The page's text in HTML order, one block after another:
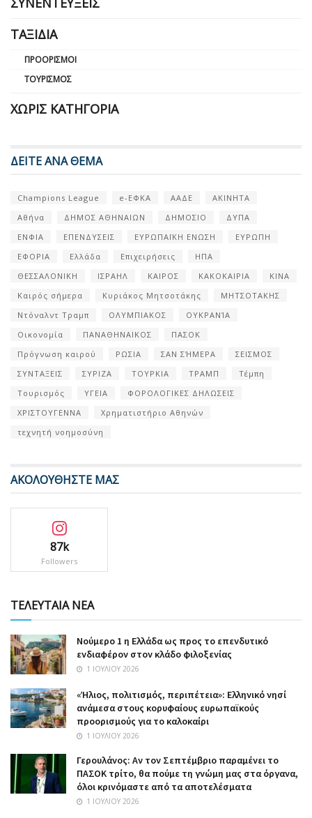
ΤΑΞΊΔΙΑ
ΠΡΟΟΡΙΣΜΟΊ
ΤΟΥΡΙΣΜΌΣ
ΧΩΡΊΣ ΚΑΤΗΓΟΡΊΑ
ΔΕΙΤΕ ΑΝΑ ΘΕΜΑ
Champions League e-ΕΦΚΑ ΑΑΔΕ
ΑΚΙΝΗΤΑ
Αθήνα
ΔΗΜΟΣ ΑΘΗΝΑΙΩΝ ΔΗΜΟΣΙΟ
ΔΥΠΑ
ΕΝΦΙΑ
ΕΠΕΝΔΥΣΕΙΣ ΕΥΡΩΠΑΪΚΗ ΕΝΩΣΗ
ΕΥΡΩΠΗ
ΕΦΟΡΙΑ
Ελλάδα Επιχειρήσεις
ΗΠΑ
ΘΕΣΣΑΛΟΝΙΚΗ
ΙΣΡΑΗΛ ΚΑΙΡΟΣ ΚΑΚΟΚΑΙΡΙΑ
ΚΙΝΑ
Καιρός σήμερα
Κυριάκος Μητσοτάκης
ΜΗΤΣΟΤΑΚΗΣ
Ντόναλντ Τραμπ
ΟΛΥΜΠΙΑΚΟΣ
ΟΥΚΡΑΝΊΑ
Οικονομία
ΠΑΝΑΘΗΝΑΙΚΟΣ
ΠΑΣΟΚ
Πρόγνωση καιρού
ΡΩΣΙΑ ΣΑΝ ΣΉΜΕΡΑ
ΣΕΙΣΜΟΣ
ΣΥΝΤΑΞΕΙΣ
ΣΥΡΙΖΑ ΤΟΥΡΚΙΑ ΤΡΑΜΠ
Τέμπη
Τουρισμός
ΥΓΕΙΑ
ΦΟΡΟΛΟΓΙΚΕΣ ΔΗΛΩΣΕΙΣ
ΧΡΙΣΤΟΥΓΕΝΝΑ
Χρηματιστήριο Αθηνών
τεχνητή νοημοσύνη
ΑΚΟΛΟΥΘΗΣΤΕ ΜΑΣ
87k
Followers
ΤΕΛΕΥΤΑΙΑ ΝΕΑ
Nούμερο 1 η Ελλάδα ως προς το επενδυτικό
ενδιαφέρον στον κλάδο φιλοξενίας
1 ΙΟΥΛΊΟΥ 2026
«Ήλιος, πολιτισμός, περιπέτεια»: Ελληνικό νησί
ανάμεσα στους κορυφαίους ευρωπαϊκούς
προορισμούς για το καλοκαίρι
1 ΙΟΥΛΊΟΥ 2026
Γερουλάνος: Αν τον Σεπτέμβριο παραμένει το
ΠΑΣΟΚ τρίτο, θα πούμε τη γνώμη μας στα όργανα,
όλοι κρινόμαστε από τα αποτελέσματα
1 ΙΟΥΛΊΟΥ 2026